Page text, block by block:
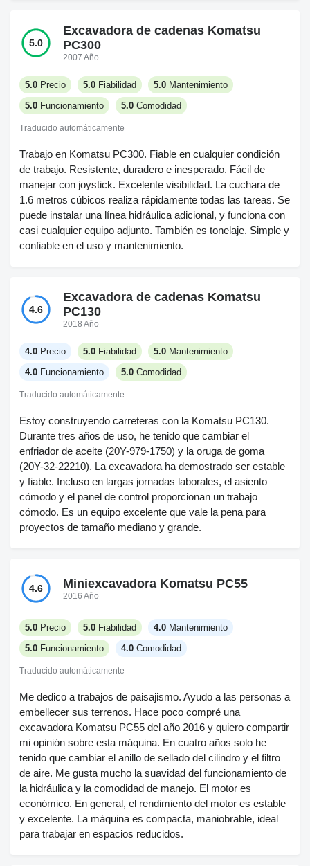
5.0
Excavadora de cadenas Komatsu
PC300
2007 Año
5.0 Precio 5.0 Fiabilidad 5.0 Mantenimiento
5.0 Funcionamiento 5.0 Comodidad
Traducido automáticamente
Trabajo en Komatsu PC300. Fiable en cualquier condición
de trabajo. Resistente, duradero e inesperado. Fácil de
manejar con joystick. Excelente visibilidad. La cuchara de
1.6 metros cúbicos realiza rápidamente todas las tareas. Se
puede instalar una línea hidráulica adicional, y funciona con
casi cualquier equipo adjunto. También es tonelaje. Simple y
confiable en el uso y mantenimiento.
4.6
Excavadora de cadenas Komatsu
PC130
2018 Año
4.0 Precio 5.0 Fiabilidad 5.0 Mantenimiento
4.0 Funcionamiento 5.0 Comodidad
Traducido automáticamente
Estoy construyendo carreteras con la Komatsu PC130.
Durante tres años de uso, he tenido que cambiar el
enfriador de aceite (20Y-979-1750) y la oruga de goma
(20Y-32-22210). La excavadora ha demostrado ser estable
y fiable. Incluso en largas jornadas laborales, el asiento
cómodo y el panel de control proporcionan un trabajo
cómodo. Es un equipo excelente que vale la pena para
proyectos de tamaño mediano y grande.
4.6 Miniexcavadora Komatsu PC55
2016 Año
5.0 Precio 5.0 Fiabilidad 4.0 Mantenimiento
5.0 Funcionamiento 4.0 Comodidad
Traducido automáticamente
Me dedico a trabajos de paisajismo. Ayudo a las personas a
embellecer sus terrenos. Hace poco compré una
excavadora Komatsu PC55 del año 2016 y quiero compartir
mi opinión sobre esta máquina. En cuatro años solo he
tenido que cambiar el anillo de sellado del cilindro y el filtro
de aire. Me gusta mucho la suavidad del funcionamiento de
la hidráulica y la comodidad de manejo. El motor es
económico. En general, el rendimiento del motor es estable
y excelente. La máquina es compacta, maniobrable, ideal
para trabajar en espacios reducidos.